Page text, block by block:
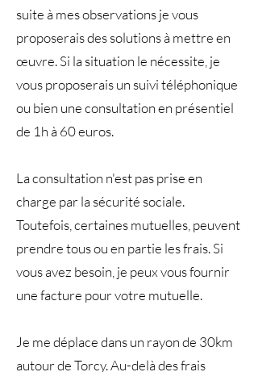
suite à mes observations je vous
proposerais des solutions à mettre en
œuvre. Si la situation le nécessite, je
vous proposerais un suivi téléphonique
ou bien une consultation en présentiel
de 1h à 60 euros.
La consultation n'est pas prise en
charge par la sécurité sociale.
Toutefois, certaines mutuelles, peuvent
prendre tous ou en partie les frais. Si
vous avez besoin, je peux vous fournir
une facture pour votre mutuelle.
Je me déplace dans un rayon de 30km
autour de Torcy. Au-delà des frais